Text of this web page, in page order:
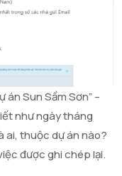
án Sun Sầm Sơn” –
như ngày tháng
ai, thuộc dự án nào?
được ghi chép lại.